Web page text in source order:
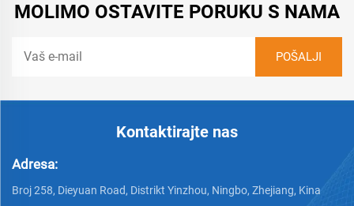
MOLIMO OSTAVITE PORUKU S NAMA
Kontaktirajte nas
Adresa:
Broj 258, Dieyuan Road, Distrikt Yinzhou, Ningbo, Zhejiang, Kina